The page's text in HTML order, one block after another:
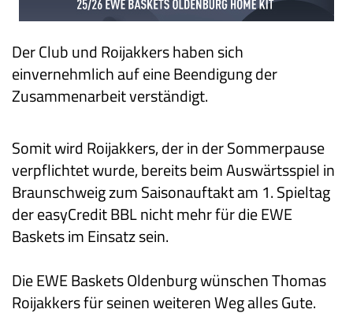
Der Club und Roijakkers haben sich
einvernehmlich auf eine Beendigung der
Zusammenarbeit verständigt.
Somit wird Roijakkers, der in der Sommerpause
verpflichtet wurde, bereits beim Auswärtsspiel in
Braunschweig zum Saisonauftakt am 1. Spieltag
der easyCredit BBL nicht mehr für die EWE
Baskets im Einsatz sein.
Die EWE Baskets Oldenburg wünschen Thomas
Roijakkers für seinen weiteren Weg alles Gute.